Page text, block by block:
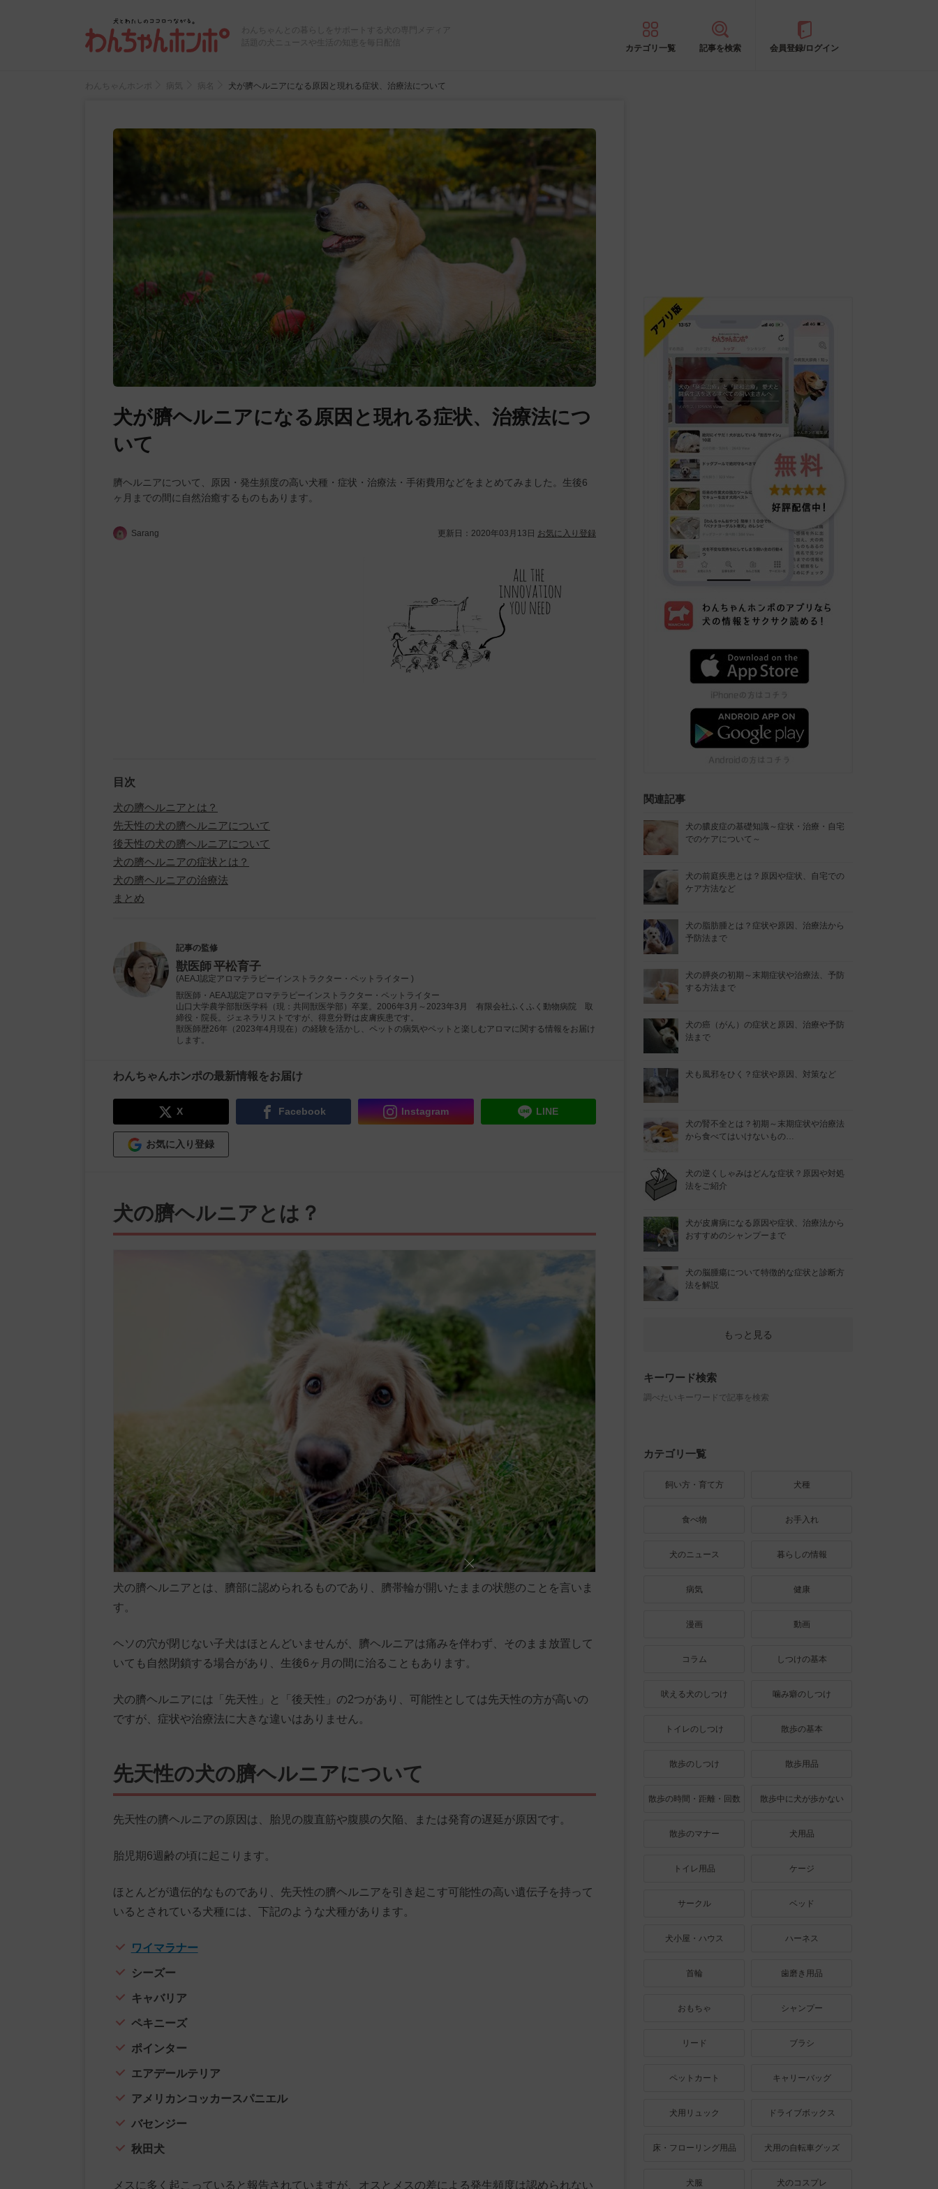
わんちゃんとの暮らしをサポートする犬の専門メディア
話題の犬ニュースや生活の知恵を毎日配信
カテゴリ一覧 記事を検索 会員登録/ログイン
わんちゃんホンポ 病気 病名 犬が臍ヘルニアになる原因と現れる症状、治療法について
犬が臍ヘルニアになる原因と現れる症状、治療法につ
いて
臍ヘルニアについて、原因・発生頻度の高い犬種・症状・治療法・手術費用などをまとめてみました。生後6
ヶ月までの間に自然治癒するものもあります。
Sarang 更新日： 2020年03月13日 お気に入り登録
目次
犬の臍ヘルニアとは？
先天性の犬の臍ヘルニアについて
後天性の犬の臍ヘルニアについて
犬の臍ヘルニアの症状とは？
犬の臍ヘルニアの治療法
まとめ
記事の監修
獣医師平松育子
(AEAJ認定アロマテラピーインストラクター・ペットライター )
獣医師・AEAJ認定アロマテラピーインストラクター・ペットライター
山口大学農学部獣医学科（現：共同獣医学部）卒業。2006年3月～2023年3月 有限会社ふくふく動物病院 取
締役・院長。ジェネラリストですが、得意分野は皮膚疾患です。
獣医師歴26年（2023年4月現在）の経験を活かし、ペットの病気やペットと楽しむアロマに関する情報をお届け
します。
わんちゃんホンポの最新情報をお届け
X Facebook Instagram LINE
お気に入り登録
犬の臍ヘルニアとは？
犬の臍ヘルニアとは、臍部に認められるものであり、臍帯輪が開いたままの状態のことを言いま
す。
ヘソの穴が閉じない子犬はほとんどいませんが、臍ヘルニアは痛みを伴わず、そのまま放置して
いても自然閉鎖する場合があり、生後6ヶ月の間に治ることもあります。
犬の臍ヘルニアには「先天性」と「後天性」の2つがあり、可能性としては先天性の方が高いの
ですが、症状や治療法に大きな違いはありません。
先天性の犬の臍ヘルニアについて
先天性の臍ヘルニアの原因は、胎児の腹直筋や腹膜の欠陥、または発育の遅延が原因です。
胎児期6週齢の頃に起こります。
ほとんどが遺伝的なものであり、先天性の臍ヘルニアを引き起こす可能性の高い遺伝子を持って
いるとされている犬種には、下記のような犬種があります。
ワイマラナー
シーズー
キャバリア
ペキニーズ
ポインター
エアデールテリア
アメリカンコッカースパニエル
バセンジー
秋田犬
メスに多く起こっていると報告されていますが、オスとメスの差による発生頻度は認められない
関連記事
犬の膿皮症の基礎知識～症状・治療・自宅
でのケアについて～
犬の前庭疾患とは？原因や症状、自宅での
ケア方法など
犬の脂肪腫とは？症状や原因、治療法から
予防法まで
犬の膵炎の初期～末期症状や治療法、予防
する方法まで
犬の癌（がん）の症状と原因、治療や予防
法まで
犬も風邪をひく？症状や原因、対策など
犬の腎不全とは？初期～末期症状や治療法
から食べてはいけないもの…
犬の逆くしゃみはどんな症状？原因や対処
法をご紹介
犬が皮膚病になる原因や症状、治療法から
おすすめのシャンプーまで
犬の脳腫瘍について特徴的な症状と診断方
法を解説
もっと見る
キーワード検索
調べたいキーワードで記事を検索
カテゴリ一覧
飼い方・育て方 犬種
食べ物 お手入れ
犬のニュース 暮らしの情報
病気 健康
漫画 動画
コラム しつけの基本
吠える犬のしつけ 噛み癖のしつけ
トイレのしつけ 散歩の基本
散歩のしつけ 散歩用品
散歩の時間・距離・回数 散歩中に犬が歩かない
散歩のマナー 犬用品
トイレ用品 ケージ
サークル ベッド
犬小屋・ハウス ハーネス
首輪 歯磨き用品
おもちゃ シャンプー
リード ブラシ
ペットカート キャリーバッグ
犬用リュック ドライブボックス
床・フローリング用品 犬用の自転車グッズ
犬服 犬のコスプレ